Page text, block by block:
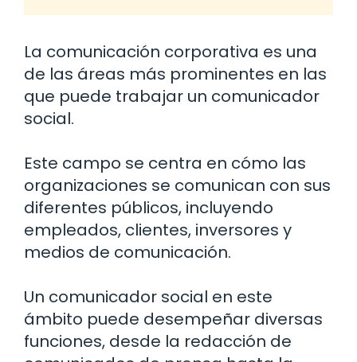
La comunicación corporativa es una
de las áreas más prominentes en las
que puede trabajar un comunicador
social.
Este campo se centra en cómo las
organizaciones se comunican con sus
diferentes públicos, incluyendo
empleados, clientes, inversores y
medios de comunicación.
Un comunicador social en este
ámbito puede desempeñar diversas
funciones, desde la redacción de